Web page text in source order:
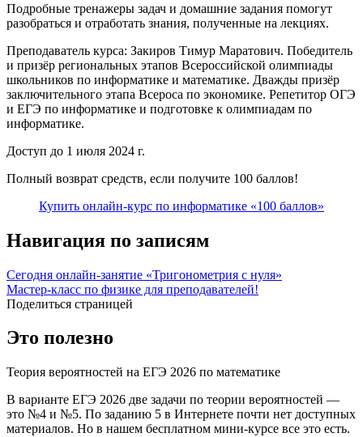
Подробные тренажеры задач и домашние задания помогут
разобраться и отработать знания, полученные на лекциях.
Преподаватель курса: Закиров Тимур Маратович. Победитель
и призёр региональных этапов Всероссийской олимпиады
школьников по информатике и математике. Дважды призёр
заключительного этапа Всероса по экономике. Репетитор ОГЭ
и ЕГЭ по информатике и подготовке к олимпиадам по
информатике.
Доступ до 1 июля 2024 г.
Полный возврат средств, если получите 100 баллов!
Купить онлайн-курс по информатике «100 баллов»
Навигация по записям
Сегодня онлайн-занятие «Тригонометрия с нуля»
Мастер-класс по физике для преподавателей!
Поделиться страницей
Это полезно
Теория вероятностей на ЕГЭ 2026 по математике
В варианте ЕГЭ 2026 две задачи по теории вероятностей —
это №4 и №5. По заданию 5 в Интернете почти нет доступных
материалов. Но в нашем бесплатном мини-курсе все это есть.